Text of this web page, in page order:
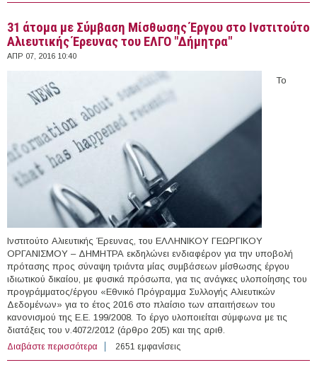
31 άτομα με Σύμβαση Μίσθωσης Έργου στο Ινστιτούτο
Αλιευτικής Έρευνας του ΕΛΓΟ "Δήμητρα"
ΑΠΡ 07, 2016 10:40
Το
Ινστιτούτο Αλιευτικής Έρευνας, του ΕΛΛΗΝΙΚΟΥ ΓΕΩΡΓΙΚΟΥ
ΟΡΓΑΝΙΣΜΟΥ – ΔΗΜΗΤΡΑ εκδηλώνει ενδιαφέρον για την υποβολή
πρότασης προς σύναψη τριάντα μίας συμβάσεων μίσθωσης έργου
ιδιωτικού δικαίου, με φυσικά πρόσωπα, για τις ανάγκες υλοποίησης του
προγράμματος/έργου «Εθνικό Πρόγραμμα Συλλογής Αλιευτικών
Δεδομένων» για το έτος 2016 στο πλαίσιο των απαιτήσεων του
κανονισμού της Ε.Ε. 199/2008. Το έργο υλοποιείται σύμφωνα με τις
διατάξεις του ν.4072/2012 (άρθρο 205) και της αριθ.
Διαβάστε περισσότερα για 31 άτομα με Σύμβαση Μίσθωσης Έργου στο
Ινστιτούτο Αλιευτικής Έρευνας του ΕΛΓΟ "Δήμητρα"
2651 εμφανίσεις